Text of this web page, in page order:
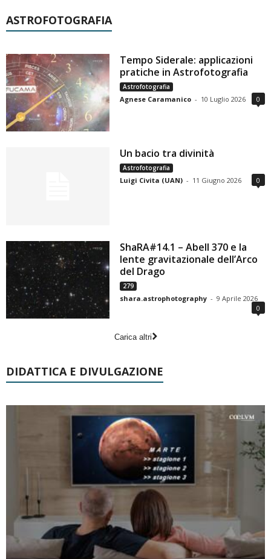
ASTROFOTOGRAFIA
Tempo Siderale: applicazioni
pratiche in Astrofotografia
Astrofotografia
Agnese Caramanico - 10 Luglio 2026 0
Un bacio tra divinità
Astrofotografia
Luigi Civita (UAN) - 11 Giugno 2026 0
ShaRA#14.1 – Abell 370 e la
lente gravitazionale dell’Arco
del Drago
279
shara.astrophotography - 9 Aprile 2026
0
Carica altri
DIDATTICA E DIVULGAZIONE